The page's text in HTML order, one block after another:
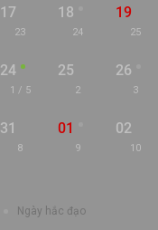
17
23
18
24
19
25
24
1 / 5
25
2
26
3
31
8
01
9
02
10
Ngày hắc đạo